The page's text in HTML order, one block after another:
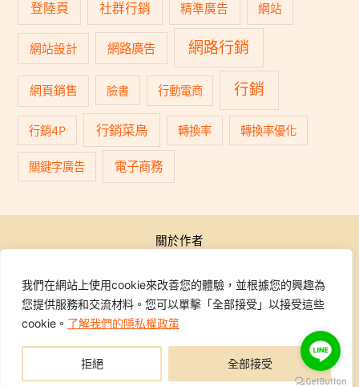
我們在網站上使用cookie來改善您的體驗，並根據您的興趣為
您提供服務和交流材料。您可以單擊「全部接受」以接受這些
cookie。 了解我們的隱私權政策
拒絕 全部接受
登陸頁 社群行銷 精準廣告 網站
網站設計 網路廣告 網路行銷
網頁銷售 臉書 行動電商 行銷
行銷4P 行銷菜鳥 轉換率 轉換率優化
關鍵字廣告 電子商務
關於作者
行銷學院
課程報名
學員專區
Copyright © 2014-2026 行銷地圖DMAP